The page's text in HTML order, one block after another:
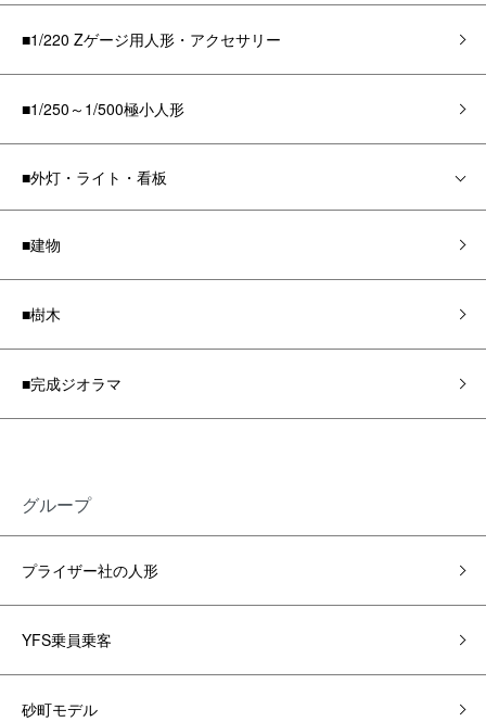
■1/220 Zゲージ用人形・アクセサリー
■1/250～1/500極小人形
■外灯・ライト・看板
■建物
■樹木
■完成ジオラマ
グループ
プライザー社の人形
YFS乗員乗客
砂町モデル